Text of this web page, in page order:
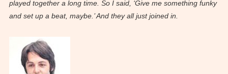
played together a long time. So I said, ‘Give me something funky
and set up a beat, maybe.’ And they all just joined in.